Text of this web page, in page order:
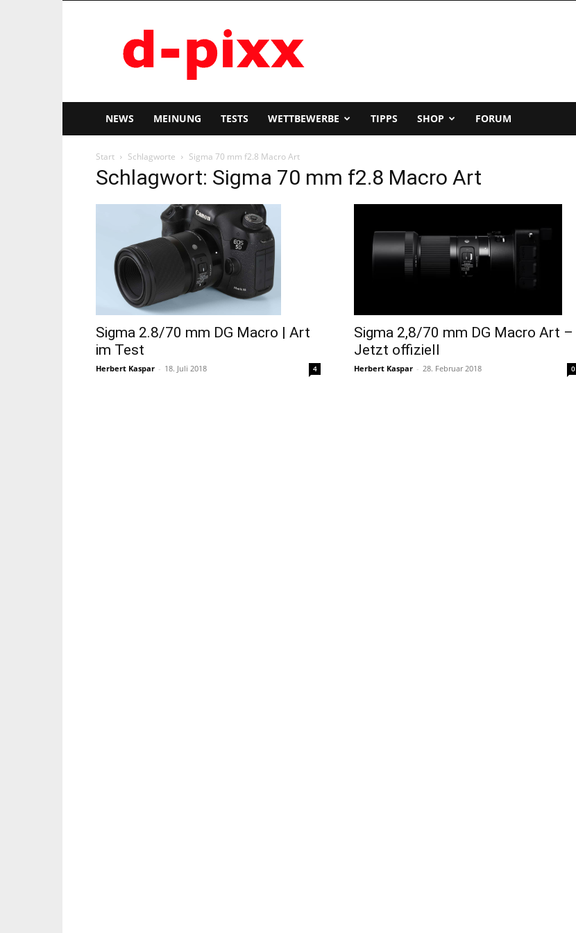
pixx
NEWS MEINUNG TESTS WETTBEWERBE TIPPS SHOP FORUM
Start Schlagworte Sigma 70 mm f2.8 Macro Art
Schlagwort: Sigma 70 mm f2.8 Macro Art
Sigma 2.8/70 mm DG Macro | Art
im Test
Herbert Kaspar - 18. Juli 2018 4
Sigma 2,8/70 mm DG Macro Art –
Jetzt offiziell
Herbert Kaspar - 28. Februar 2018 0